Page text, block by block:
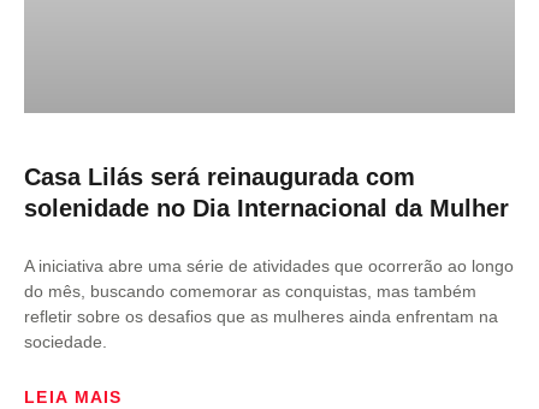
Casa Lilás será reinaugurada com
solenidade no Dia Internacional da Mulher
A iniciativa abre uma série de atividades que ocorrerão ao longo
do mês, buscando comemorar as conquistas, mas também
refletir sobre os desafios que as mulheres ainda enfrentam na
sociedade.
LEIA MAIS